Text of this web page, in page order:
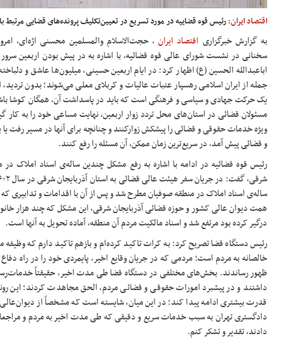
اقتصاد ایران:رئیس قوه قضاییه در مورد تسریع در تعیین‌‎تکلیف پرونده‌های قضایی مرتبط با برنج تاکید کرد.
به گزارش خبرگزاری اقتصاد ایران,
سخنانی در نشست شورای عالی قوه قضائیه، با اشاره به در پیش بودن اربعین
اباعبدالله الحسین (ع)اظهار کرد: در ایام اربعین حسینی، میلیون‌ها عاشق و دلباخته
جمله از ایران اسلامی رهسپار عتبات عالیات و کربلای معلی می‌شوند؛ بدون تردید،
یک حرکت جهادی و سیاسی و فرهنگی است که باید در پاسداشت آن، همگان کوشا
مسئولان قضائی در استان‌های محل تردد زوار اربعین، نهایت مساعی خود را به کار
ویژه خدمات حقوقی و قضائی را پیشکشزوارکنندو چنانچه برای آنها در مسیر رفت
و قضائی پیش آمد، در سریع‌ترین زمان ممکن، آن مسئله را رفع کنند.
رئیس قوه قضائیه در ادامه با اشاره به رفع مشکل چندین ساله‌ی اسناد املاک در
ساله‌ی اسناد املاک در منطقه صوفیان مطرح شد و پس از آن با اقدامات و تدابیری
همت دیوان عالی کشور و حوزه قضائی آذربایجان شرقی، این مشکل که چند هزار
درگیر کرده بود مرتفع شد و اسناد مالکیت مردم آن منطقه، آماده تحویل به آنها است.
رئیس دستگاه قضا تصریح کرد: به کرات تاکید کرده‌ام و بازهم تاکید دارم که
خالصانه به مردم است؛ مردمی که در جریان وقایع اخیر، پایمردی خود را در راه
ظهور رساندند. بخش‌های مختلفی در دستگاه قضا طی مدت اخیر، حقیقتاً
داشتند و در پیشبرد امورات حقوقی و قضائی مردم، الحق مجاهدت کردند؛ این
قدرت بیشتری ادامه پیدا کند؛ در این میان، شایسته است که مشخصاً از
دادگستری تهران به سبب خدمات سریع و دقیقی که طی مدت اخیر به مردم و
دادند، تقدیر و تشکر کنم.